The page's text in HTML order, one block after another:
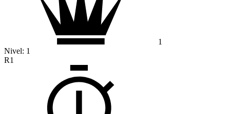
1
Nivel: 1
R1